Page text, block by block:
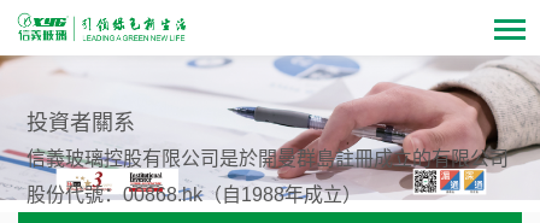
投資者關系
信義玻璃控股有限公司是於開曼群島註冊成立的有限公司
股份代號：00868.hk（自1988年成立）